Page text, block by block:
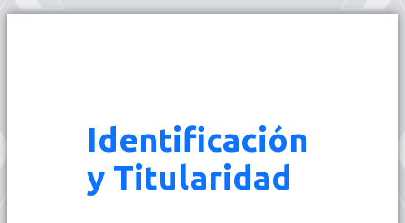
Identificación
y Titularidad